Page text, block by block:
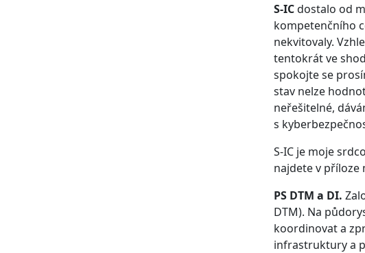
S-ICdostalo od
kompetenčního
nekvitovaly.
tentokrát ve
spokojte se
stav nelze
neřešitelné,
s
S-IC je moje
najdete v příloze
PS DTM a DI.
DTM). Na
koordinovat a
infrastruktury a